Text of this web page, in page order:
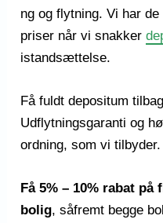
ng og flytning. Vi har
priser når vi snakker
istandsættelse.
Få fuldt depositum
Udflytningsgaranti og
ordning, som vi tilbyder.
Få 5% – 10% rabat
bolig, såfremt begge